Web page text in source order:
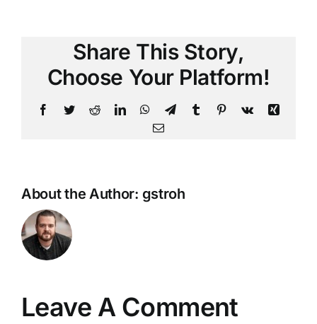
Share This Story,
Choose Your Platform!
Facebook
TwitterRedditLinkedInWhatsApp
TelegramTumblr Pinterest
Vk
Xing
Email
About the Author: gstroh
Leave A Comment